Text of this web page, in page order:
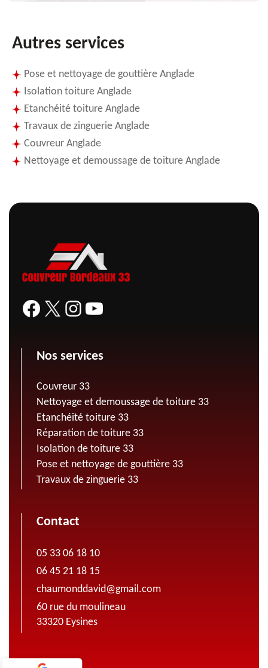
Autres services
Pose et nettoyage de gouttière Anglade
Isolation toiture Anglade
Etanchéité toiture Anglade
Travaux de zinguerie Anglade
Couvreur Anglade
Nettoyage et demoussage de toiture Anglade
Nos services
Couvreur 33
Nettoyage et demoussage de toiture 33
Etanchéité toiture 33
Réparation de toiture 33
Isolation de toiture 33
Pose et nettoyage de gouttière 33
Travaux de zinguerie 33
Contact
05 33 06 18 10
06 45 21 18 15
chaumonddavid@gmail.com
60 rue du moulineau
33320 Eysines